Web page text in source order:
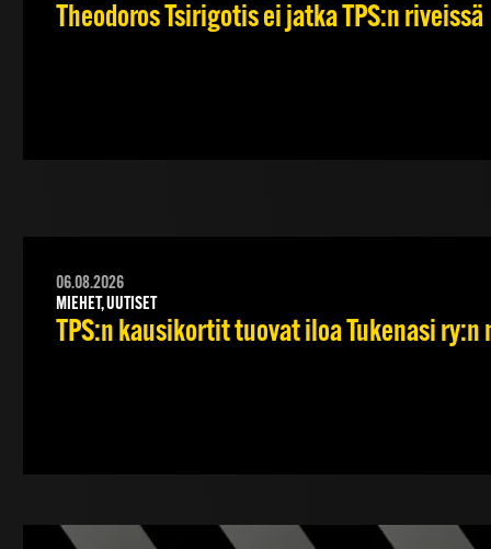
Theodoros Tsirigotis ei jatka TPS:n riveissä
06.08.2026
MIEHET, UUTISET
TPS:n kausikortit tuovat iloa Tukenasi